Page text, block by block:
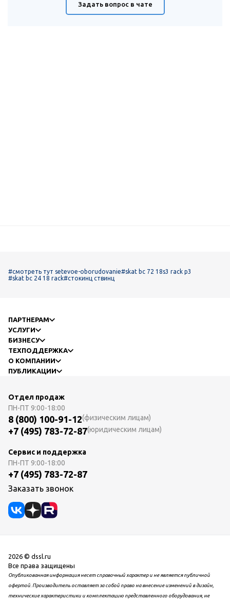
Задать вопрос в чате
#смотреть тут setevoe-oborudovanie#skat bc 72 18s3 rack p3
#skat bc 24 18 rack#стокинц ствинц
ПАРТНЕРАМ
УСЛУГИ
БИЗНЕСУ
ТЕХПОДДЕРЖКА
О КОМПАНИИ
ПУБЛИКАЦИИ
Отдел продаж
ПН-ПТ 9:00-18:00
8 (800) 100-91-12(физическим лицам)
+7 (495) 783-72-87(юридическим лицам)
Сервис и поддержка
ПН-ПТ 9:00-18:00
+7 (495) 783-72-87
Заказать звонок
2026 © dssl.ru
Все права защищены
Опубликованная информация несет справочный характер и не является публичной
офертой. Производитель оставляет за собой право на внесение изменений в дизайн,
технические характеристики и комплектацию представленного оборудования, не